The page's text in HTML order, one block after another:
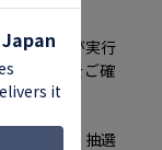
)のみ
点で決済が実行
、住所等をご確
だく場合、抽選